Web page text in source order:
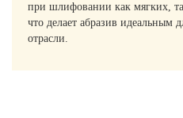
при шлифовании как мягких,
что делает абразив идеальным
отрасли.